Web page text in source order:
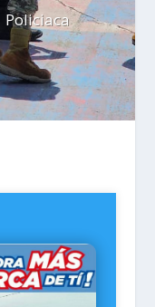
Policiaca